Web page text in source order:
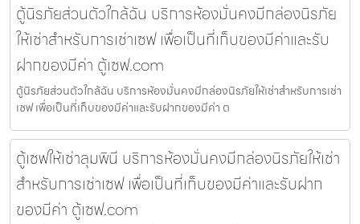
ตู้นิรภัยส่วนตัวใกล้ฉัน บริการห้องมั่นคงมีกล่องนิรภัย
ให้เช่าสำหรับการเช่าเซฟ เพื่อเป็นที่เก็บของมีค่าและรับ
ฝากของมีค่า ตู้เซฟ.com
ตู้นิรภัยส่วนตัวใกล้ฉัน บริการห้องมั่นคงมีกล่องนิรภัยให้เช่าสำหรับการเช่า
เซฟ เพื่อเป็นที่เก็บของมีค่าและรับฝากของมีค่า ต
ตู้เซฟให้เช่าลุมพินี บริการห้องมั่นคงมีกล่องนิรภัยให้เช่า
สำหรับการเช่าเซฟ เพื่อเป็นที่เก็บของมีค่าและรับฝาก
ของมีค่า ตู้เซฟ.com